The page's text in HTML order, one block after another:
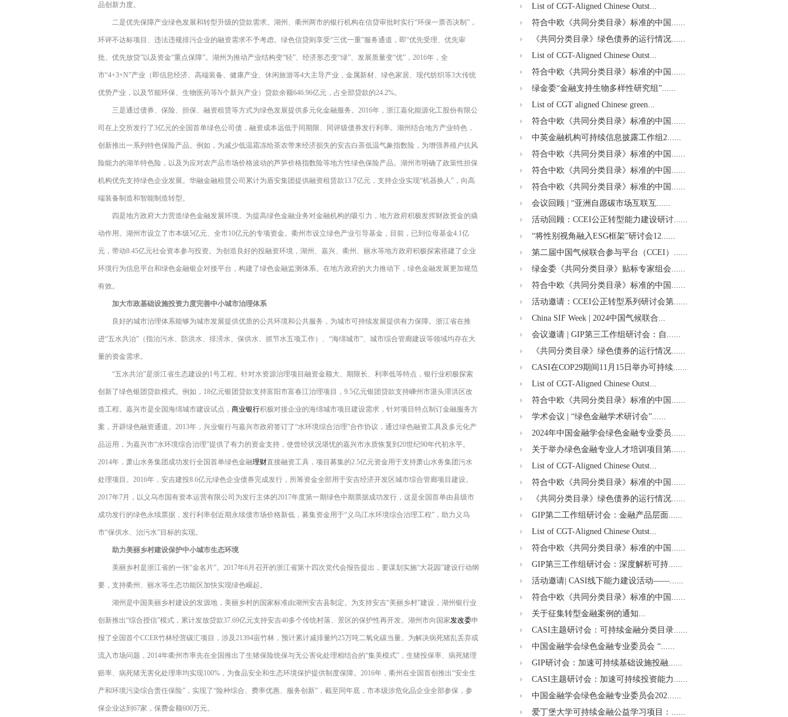
品创新力度。
二是优先保障产业绿色发展和转型升级的贷款需求。湖州、衢州两市的银行机构在信贷审批时实行“环保一票否决制”，
环评不达标项目、违法违规排污企业的融资需求不予考虑。绿色信贷则享受“三优一重”服务通道，即“优先受理、优先审
批、优先放贷”以及资金“重点保障”。湖州为推动产业结构变“轻”、经济形态变“绿”、发展质量变“优”，2016年，全
市“4+3+N”产业（即信息经济、高端装备、健康产业、休闲旅游等4大主导产业，金属新材、绿色家居、现代纺织等3大传统
优势产业，以及节能环保、生物医药等N个新兴产业）贷款余额646.96亿元，占全部贷款的24.2%。
三是通过债券、保险、担保、融资租赁等方式为绿色发展提供多元化金融服务。2016年，浙江嘉化能源化工股份有限公
司在上交所发行了3亿元的全国首单绿色公司债，融资成本远低于同期限、同评级债券发行利率。湖州结合地方产业特色，
创新推出一系列特色保险产品。例如，为减少低温霜冻给茶农带来经济损失的安吉白茶低温气象指数险，为增强养殖户抗风
险能力的湖羊特色险，以及为应对农产品市场价格波动的芦笋价格指数险等地方性绿色保险产品。湖州市明确了政策性担保
机构优先支持绿色企业发展。华融金融租赁公司累计为盾安集团提供融资租赁款13.7亿元，支持企业实现“机器换人”，向高
端装备制造和智能制造转型。
四是地方政府大力营造绿色金融发展环境。为提高绿色金融业务对金融机构的吸引力，地方政府积极发挥财政资金的撬
动作用。湖州市设立了市本级5亿元、全市10亿元的专项资金。衢州市设立绿色产业引导基金，目前，已到位母基金4.1亿
元，带动8.45亿元社会资本参与投资。为创造良好的投融资环境，湖州、嘉兴、衢州、丽水等地方政府积极探索搭建了企业
环境行为信息平台和绿色金融银企对接平台，构建了绿色金融监测体系。在地方政府的大力推动下，绿色金融发展更加规范
有效。
加大市政基础设施投资力度完善中小城市治理体系
良好的城市治理体系能够为城市发展提供优质的公共环境和公共服务，为城市可持续发展提供有力保障。浙江省在推
进“五水共治”（指治污水、防洪水、排涝水、保供水、抓节水五项工作）、“海绵城市”、城市综合管廊建设等领域均存在大
量的资金需求。
“五水共治”是浙江省生态建设的1号工程。针对水资源治理项目融资金额大、期限长、利率低等特点，银行业积极探索
创新了绿色银团贷款模式。例如，18亿元银团贷款支持富阳市富春江治理项目，9.5亿元银团贷款支持嵊州市湛头滞洪区改
造工程。嘉兴市是全国海绵城市建设试点， 商业银行积极对接企业的海绵城市项目建设需求，针对项目特点制订金融服务方
案，开辟绿色融资通道。2013年，兴业银行与嘉兴市政府签订了“水环境综合治理”合作协议，通过绿色融资工具及多元化产
品运用，为嘉兴市“水环境综合治理”提供了有力的资金支持，使曾经状况堪忧的嘉兴市水质恢复到20世纪90年代初水平。
2014年，萧山水务集团成功发行全国首单绿色金融理财直接融资工具，项目募集的2.5亿元资金用于支持萧山水务集团污水
处理项目。2016年，安吉建投8.6亿元绿色企业债券完成发行，所筹资金全部用于安吉经济开发区城市综合管廊项目建设。
2017年7月，以义乌市国有资本运营有限公司为发行主体的2017年度第一期绿色中期票据成功发行，这是全国首单由县级市
成功发行的绿色永续票据，发行利率创近期永续债市场价格新低，募集资金用于“义乌江水环境综合治理工程”，助力义乌
市“保供水、治污水”目标的实现。
助力美丽乡村建设保护中小城市生态环境
美丽乡村是浙江省的一张“金名片”。2017年6月召开的浙江省第十四次党代会报告提出，要谋划实施“大花园”建设行动纲
要，支持衢州、丽水等生态功能区加快实现绿色崛起。
湖州是中国美丽乡村建设的发源地，美丽乡村的国家标准由湖州安吉县制定。为支持安吉“美丽乡村”建设，湖州银行业
创新推出“综合授信”模式，累计发放贷款37.69亿元支持安吉40多个传统村落、景区的保护性再开发。湖州市向国家发改委申
报了全国首个CCER竹林经营碳汇项目，涉及21394亩竹林，预计累计减排量约25万吨二氧化碳当量。为解决病死猪乱丢弃或
流入市场问题，2014年衢州市率先在全国推出了生猪保险统保与无公害化处理相结合的“集美模式”，生猪投保率、病死猪理
赔率、病死猪无害化处理率均实现100%，为食品安全和生态环境保护提供制度保障。2016年，衢州在全国首创推出“安全生
产和环境污染综合责任保险”，实现了“险种综合、费率优惠、服务创新”，截至同年底，市本级涉危化品企业全部参保，参
保企业达到67家，保费金额600万元。
List of CGT-Aligned Chinese Outst...
符合中欧《共同分类目录》标准的中国......
《共同分类目录》绿色债券的运行情况......
List of CGT-Aligned Chinese Outst...
符合中欧《共同分类目录》标准的中国......
绿金委“金融支持生物多样性研究组”......
List of CGT aligned Chinese green...
符合中欧《共同分类目录》标准的中国......
中英金融机构可持续信息披露工作组2......
符合中欧《共同分类目录》标准的中国......
符合中欧《共同分类目录》标准的中国......
符合中欧《共同分类目录》标准的中国......
会议回顾 | “亚洲自愿碳市场互联互......
活动回顾：CCEI公正转型能力建设研讨......
“将性别视角融入ESG框架”研讨会12......
第二届中国气候联合参与平台（CCEI）......
绿金委《共同分类目录》贴标专家组会......
符合中欧《共同分类目录》标准的中国......
活动邀请：CCEI公正转型系列研讨会第......
China SIF Week | 2024中国气候联合...
会议邀请 | GIP第三工作组研讨会：自......
《共同分类目录》绿色债券的运行情况......
CASI在COP29期间11月15日举办可持续......
List of CGT-Aligned Chinese Outst...
符合中欧《共同分类目录》标准的中国......
学术会议 | “绿色金融学术研讨会”......
2024年中国金融学会绿色金融专业委员......
关于举办绿色金融专业人才培训项目第......
List of CGT-Aligned Chinese Outst...
符合中欧《共同分类目录》标准的中国......
《共同分类目录》绿色债券的运行情况......
GIP第二工作组研讨会：金融产品层面......
List of CGT-Aligned Chinese Outst...
符合中欧《共同分类目录》标准的中国......
GIP第三工作组研讨会：深度解析可持......
活动邀请| CASI线下能力建设活动——......
符合中欧《共同分类目录》标准的中国......
关于征集转型金融案例的通知...
CASI主题研讨会：可持续金融分类目录......
中国金融学会绿色金融专业委员会 “......
GIP研讨会：加速可持续基础设施投融......
CASI主题研讨会：加速可持续投资能力......
中国金融学会绿色金融专业委员会202......
爱丁堡大学可持续金融公益学习项目：......